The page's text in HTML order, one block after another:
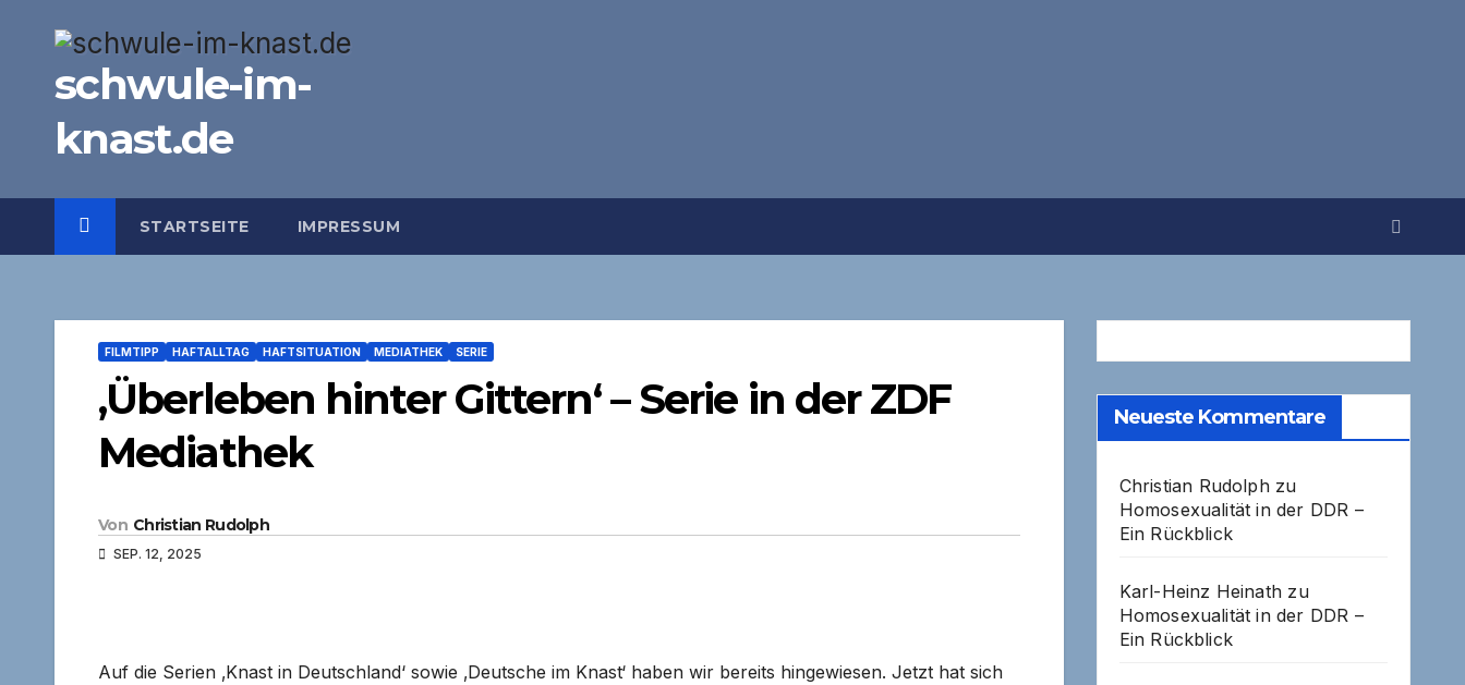
springenschwule-im-
knast.de
STARTSEITE IMPRESSUM
FILMTIPP HAFTALLTAG HAFTSITUATION MEDIATHEK SERIE
‚Überleben hinter Gittern‘ – Serie in der ZDF
Mediathek
Von Christian Rudolph
SEP. 12, 2025
Auf die Serien ‚Knast in Deutschland‘ sowie ‚Deutsche im Knast‘ haben wir bereits hingewiesen. Jetzt hat sich
Neueste Kommentare
Christian Rudolphzu
Homosexualität in der DDR –
Ein Rückblick
Karl-Heinz Heinath zu
Homosexualität in der DDR –
Ein Rückblick